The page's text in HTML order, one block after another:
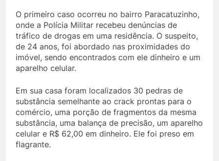
O primeiro caso ocorreu no bairro Paracatuzinho,
onde a Polícia Militar recebeu denúncias de
tráfico de drogas em uma residência. O suspeito,
de 24 anos, foi abordado nas proximidades do
imóvel, sendo encontrados com ele dinheiro e um
aparelho celular.
Em sua casa foram localizados 30 pedras de
substância semelhante ao crack prontas para o
comércio, uma porção de fragmentos da mesma
substância, uma balança de precisão, um aparelho
celular e R$ 62,00 em dinheiro. Ele foi preso em
flagrante.